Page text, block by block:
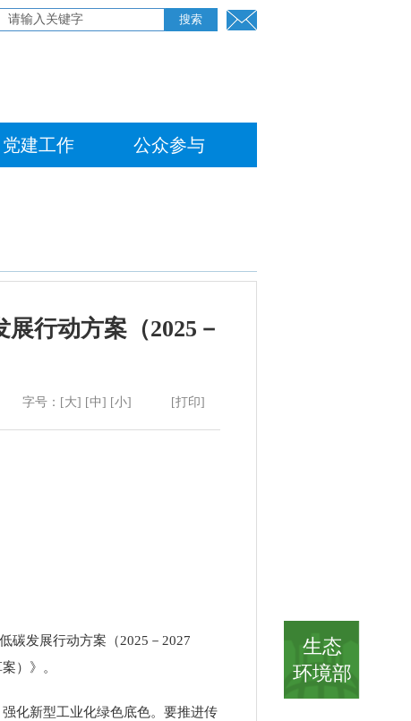
党建工作 公众参与
行动方案（2025－
字号： [大] [中] [小] [打印]
碳发展行动方案（2025 － 2027
）》。
化新型工业化绿色底色。要推进传
生态
环境部